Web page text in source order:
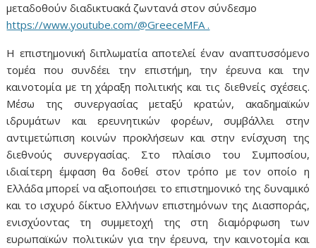
μεταδοθούν διαδικτυακά ζωντανά στον σύνδεσμο
https://www.youtube.com/@GreeceMFA .
Η επιστημονική διπλωματία αποτελεί έναν αναπτυσσόμενο
τομέα που συνδέει την επιστήμη, την έρευνα και την
καινοτομία με τη χάραξη πολιτικής και τις διεθνείς σχέσεις.
Μέσω της συνεργασίας μεταξύ κρατών, ακαδημαϊκών
ιδρυμάτων και ερευνητικών φορέων, συμβάλλει στην
αντιμετώπιση κοινών προκλήσεων και στην ενίσχυση της
διεθνούς συνεργασίας. Στο πλαίσιο του Συμποσίου,
ιδιαίτερη έμφαση θα δοθεί στον τρόπο με τον οποίο η
Ελλάδα μπορεί να αξιοποιήσει το επιστημονικό της δυναμικό
και το ισχυρό δίκτυο Ελλήνων επιστημόνων της Διασποράς,
ενισχύοντας τη συμμετοχή της στη διαμόρφωση των
ευρωπαϊκών πολιτικών για την έρευνα, την καινοτομία και